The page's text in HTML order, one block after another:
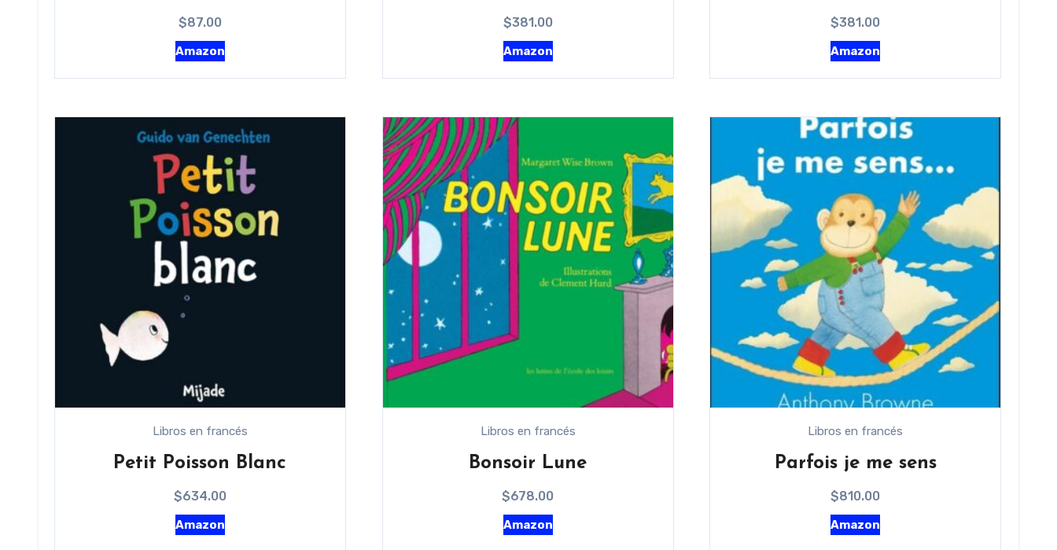
$87.00
Amazon
$381.00
Amazon
$381.00
Amazon
Libros en francés
Petit Poisson Blanc
$634.00
Amazon
Libros en francés
Bonsoir Lune
$678.00
Amazon
Libros en francés
Parfois je me sens
$810.00
Amazon